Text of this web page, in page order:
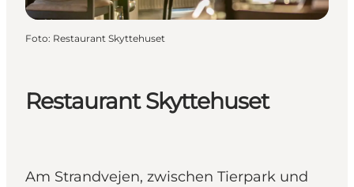
Restaurant Skyttehuset
Am Strandvejen, zwischen Tierpark und
Foto: Restaurant Skyttehuset